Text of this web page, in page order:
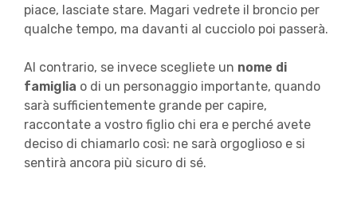
piace, lasciate stare. Magari vedrete il broncio per
qualche tempo, ma davanti al cucciolo poi passerà.
Al contrario, se invece scegliete un nome di
famiglia o di un personaggio importante, quando
sarà sufficientemente grande per capire,
raccontate a vostro figlio chi era e perché avete
deciso di chiamarlo così: ne sarà orgoglioso e si
sentirà ancora più sicuro di sé.